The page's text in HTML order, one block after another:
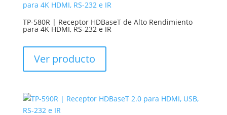
TP-580R | Receptor HDBaseT de Alto Rendimiento
para 4K HDMI, RS-232 e IR
Ver producto